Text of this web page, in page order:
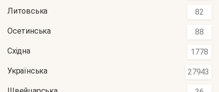
Литовська 82
Осетинська 88
Східна 1778
Українська 27943